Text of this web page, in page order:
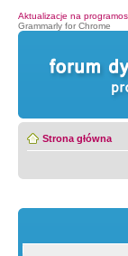
Aktualizacje na
Grammarly for Chrome
Strona główna